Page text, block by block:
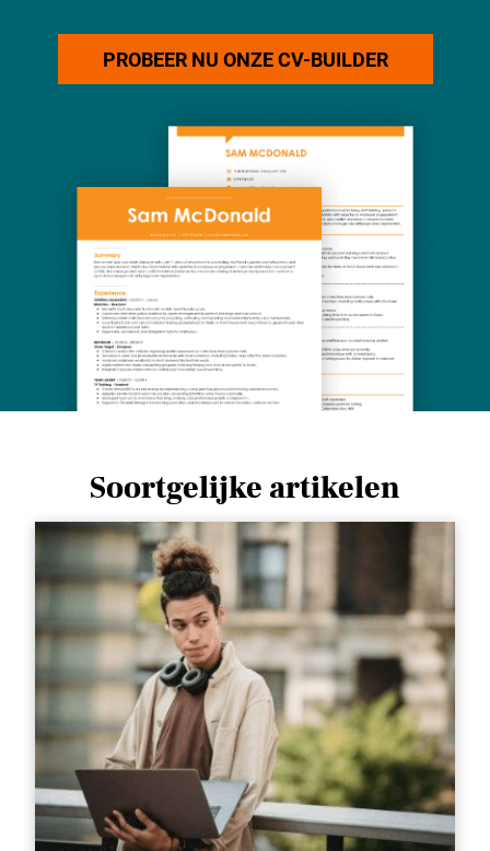
PROBEER NU ONZE CV-BUILDER
Soortgelijke artikelen